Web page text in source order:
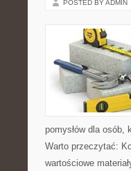
POSTED BY ADMIN
pomysłów dla osób,
Warto przeczytać:
wartościowe